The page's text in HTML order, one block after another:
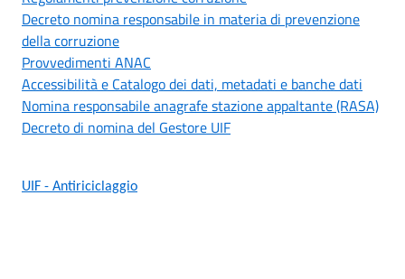
Decreto nomina responsabile in materia di prevenzione
della corruzione
Provvedimenti ANAC
Accessibilità e Catalogo dei dati, metadati e banche dati
Nomina responsabile anagrafe stazione appaltante (RASA)
Decreto di nomina del Gestore UIF
UIF - Antiriciclaggio